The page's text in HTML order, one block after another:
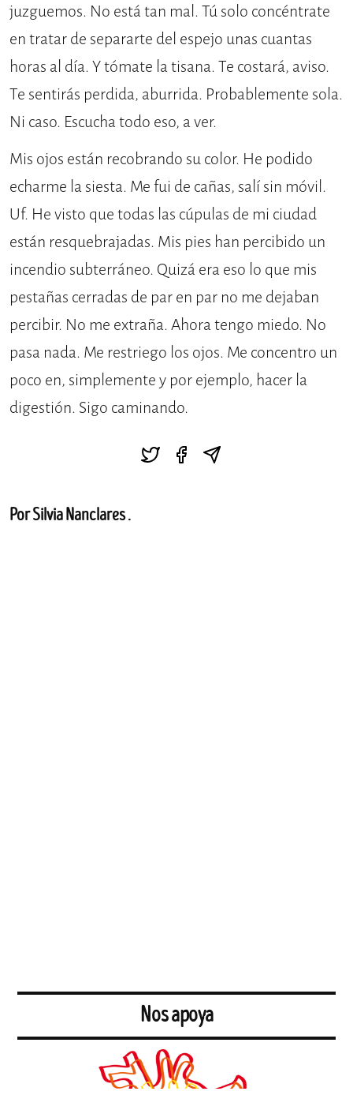
juzguemos. No está tan mal. Tú solo concéntrate
en tratar de separarte del espejo unas cuantas
horas al día. Y tómate la tisana. Te costará, aviso.
Te sentirás perdida, aburrida. Probablemente sola.
Ni caso. Escucha todo eso, a ver.
Mis ojos están recobrando su color. He podido
echarme la siesta. Me fui de cañas, salí sin móvil.
Uf. He visto que todas las cúpulas de mi ciudad
están resquebrajadas. Mis pies han percibido un
incendio subterráneo. Quizá era eso lo que mis
pestañas cerradas de par en par no me dejaban
percibir. No me extraña. Ahora tengo miedo. No
pasa nada. Me restriego los ojos. Me concentro un
poco en, simplemente y por ejemplo, hacer la
digestión. Sigo caminando.
Por Silvia Nanclares .
Nos apoya